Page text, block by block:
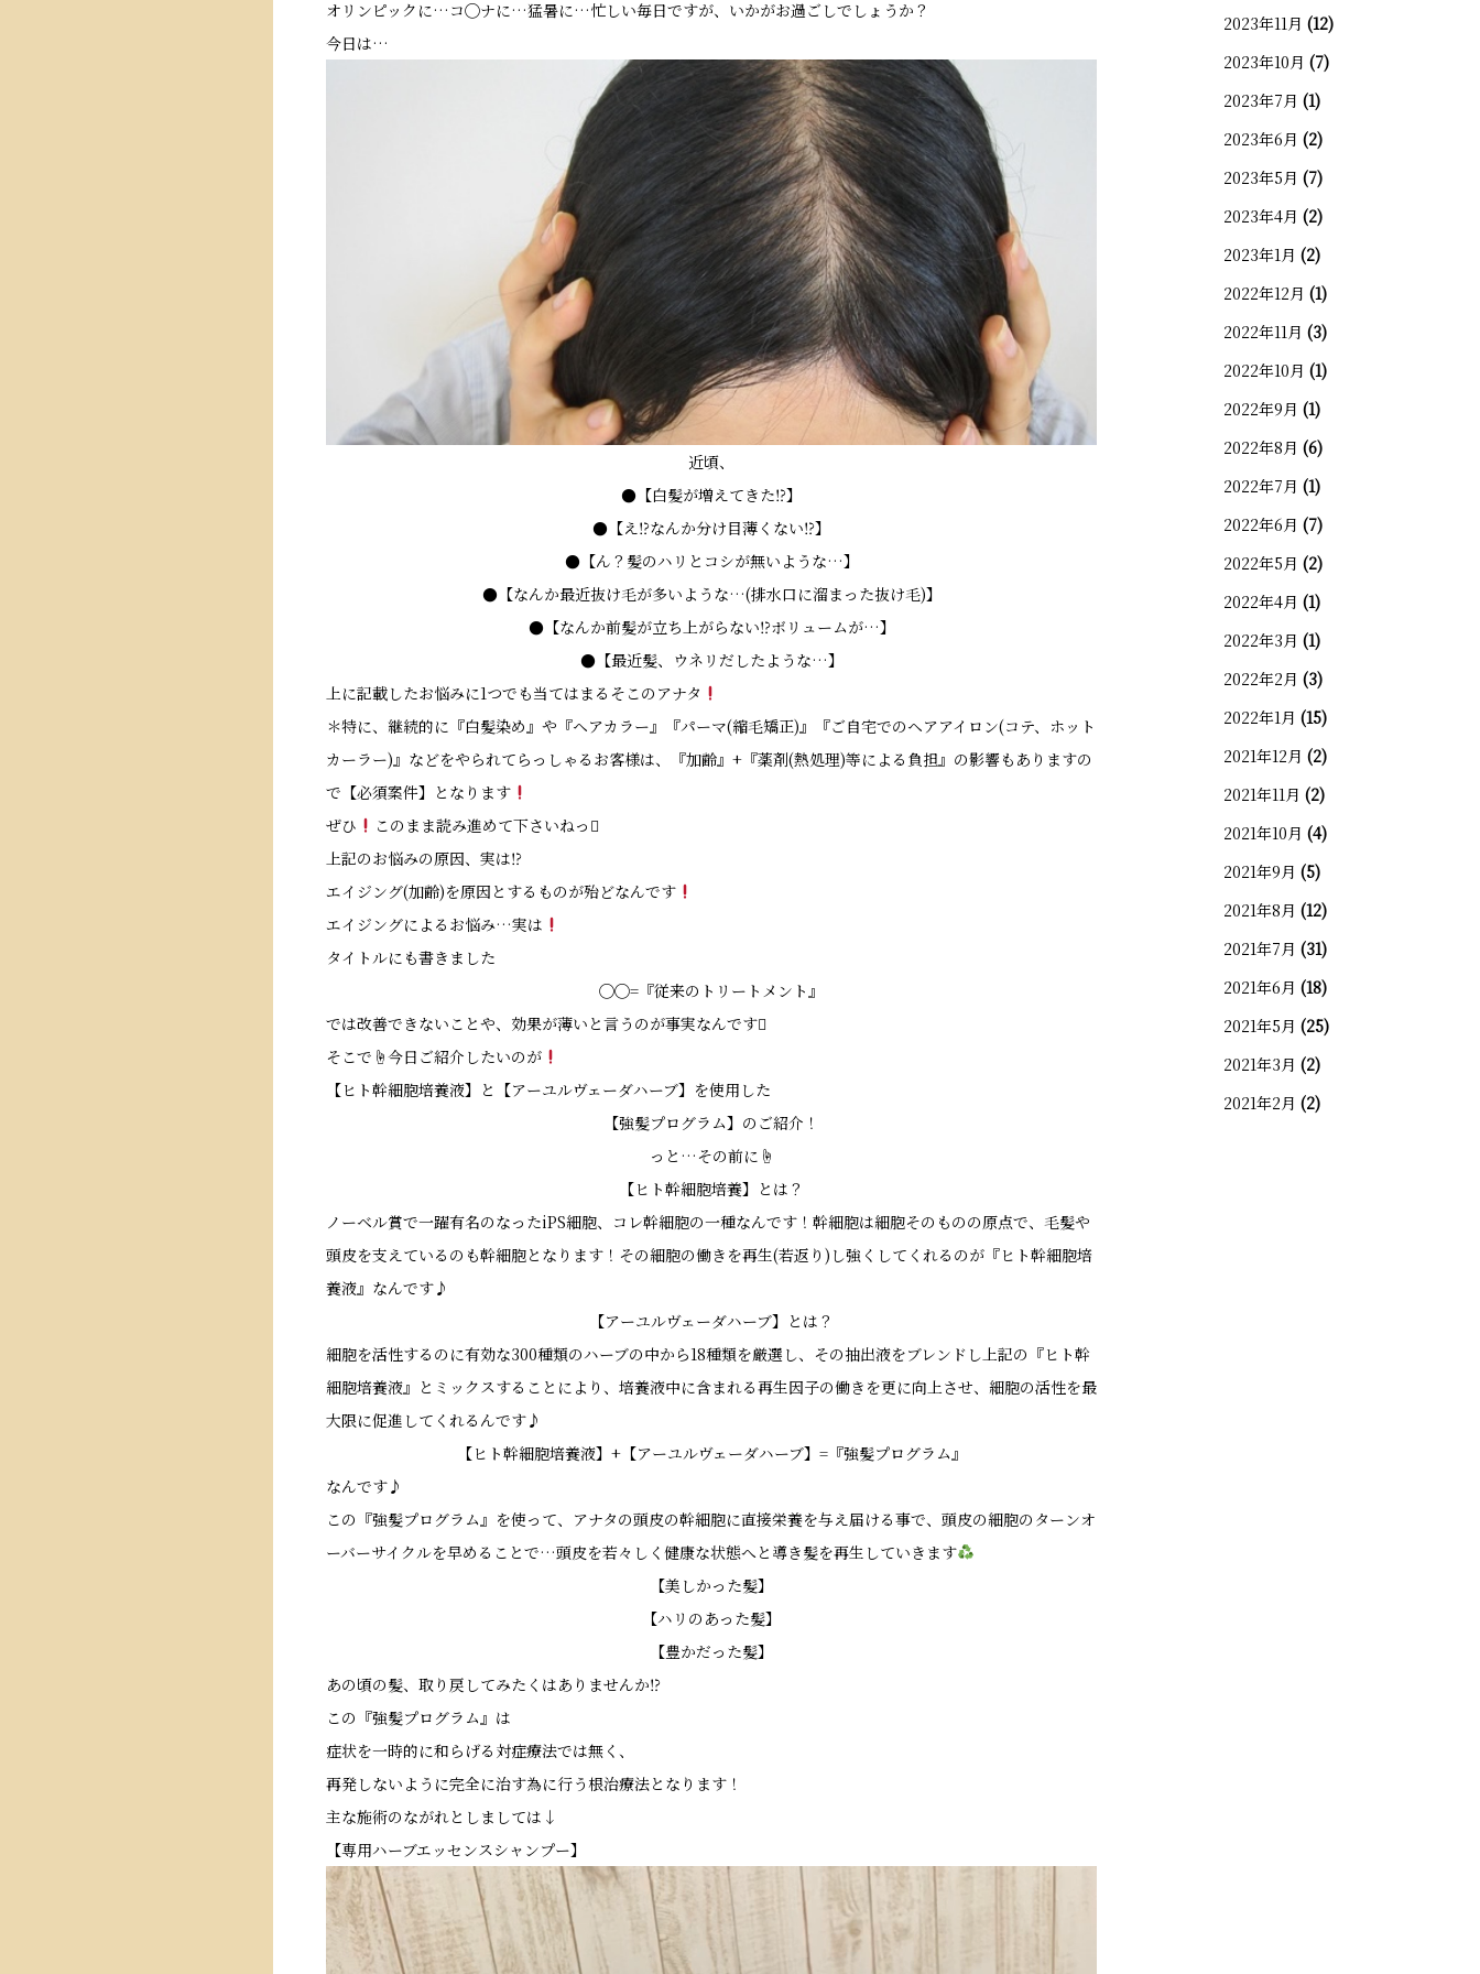
2023年11月 (12)
2023年10月 (7)
2023年7月 (1)
2023年6月 (2)
2023年5月 (7)
2023年4月 (2)
2023年1月 (2)
2022年12月 (1)
2022年11月 (3)
2022年10月 (1)
2022年9月 (1)
2022年8月 (6)
2022年7月 (1)
2022年6月 (7)
2022年5月 (2)
2022年4月 (1)
2022年3月 (1)
2022年2月 (3)
2022年1月 (15)
2021年12月 (2)
2021年11月 (2)
2021年10月 (4)
2021年9月 (5)
2021年8月 (12)
2021年7月 (31)
2021年6月 (18)
2021年5月 (25)
2021年3月 (2)
2021年2月 (2)
オリンピックに…コ◯ナに…猛暑に…忙しい毎日ですが、いかがお過ごしでしょうか？
今日は…
近頃、
●【白髪が増えてきた⁉︎】
●【え⁉︎なんか分け目薄くない⁉︎】
●【ん？髪のハリとコシが無いような…】
●【なんか最近抜け毛が多いような…(排水口に溜まった抜け毛)】
●【なんか前髪が立ち上がらない⁉︎ボリュームが…】
●【最近髪、ウネリだしたような…】
上に記載したお悩みに1つでも当てはまるそこのアナタ
＊特に、継続的に『白髪染め』や『ヘアカラー』『パーマ(縮毛矯正)』『ご自宅でのヘアアイロン(コテ、ホット
カーラー)』などをやられてらっしゃるお客様は、『加齢』+『薬剤(熱処理)等による負担』の影響もありますの
で【必須案件】となります
ぜひ
このまま読み進めて下さいねっ
上記のお悩みの原因、実は⁉︎
エイジング(加齢)を原因とするものが殆どなんです
エイジングによるお悩み…実は
タイトルにも書きました
◯◯= 『従来のトリートメント』
では改善できないことや、効果が薄いと言うのが事実なんです
そこで☝今日ご紹介したいのが
【ヒト幹細胞培養液】と 【アーユルヴェーダハーブ】を使用した
【強髪プログラム】のご紹介！
っと…その前に☝️
【ヒト幹細胞培養】 とは？
ノーベル賞で一躍有名のなったiPS細胞、コレ幹細胞の一種なんです！幹細胞は細胞そのものの原点で、毛髪や
頭皮を支えているのも幹細胞となります！その細胞の働きを再生(若返り)し強くしてくれるのが『ヒト幹細胞培
養液』なんです♪
【アーユルヴェーダハーブ】 とは？
細胞を活性するのに有効な300種類のハーブの中から18種類を厳選し、その抽出液をブレンドし上記の『ヒト幹
細胞培養液』とミックスすることにより、培養液中に含まれる再生因子の働きを更に向上させ、細胞の活性を最
大限に促進してくれるんです♪
【ヒト幹細胞培養液】+【アーユルヴェーダハーブ】=『強髪プログラム』
なんです♪
この『強髪プログラム』を使って、アナタの頭皮の幹細胞に直接栄養を与え届ける事で、頭皮の細胞のターンオ
ーバーサイクルを早めることで…頭皮を若々しく健康な状態へと導き髪を再生していきます
【美しかった髪】
【ハリのあった髪】
【豊かだった髪】
あの頃の髪、取り戻してみたくはありませんか⁉︎
この『強髪プログラム』は
症状を一時的に和らげる対症療法では無く、
再発しないように完全に治す為に行う根治療法となります！
主な施術のながれとしましては↓
【専用ハーブエッセンスシャンプー】